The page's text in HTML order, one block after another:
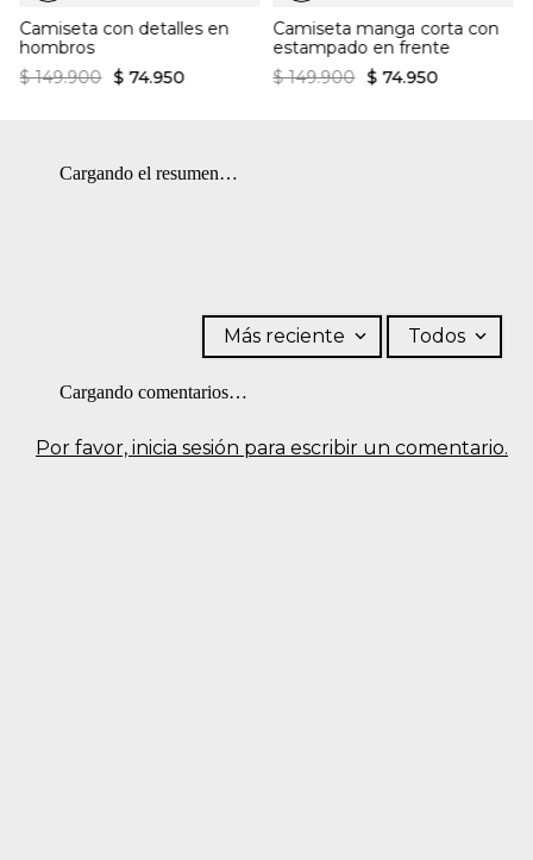
Camiseta con detalles en
hombros
$ 149.900 $ 74.950
Camiseta manga corta con
estampado en frente
$ 149.900 $ 74.950
Cargando el resumen…
Por favor, inicia sesión para escribir un comentario.
Más reciente Todos
Cargando comentarios…